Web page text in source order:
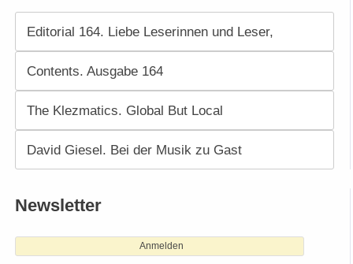
Editorial 164. Liebe Leserinnen und Leser,
Contents. Ausgabe 164
The Klezmatics. Global But Local
David Giesel. Bei der Musik zu Gast
Newsletter
Anmelden